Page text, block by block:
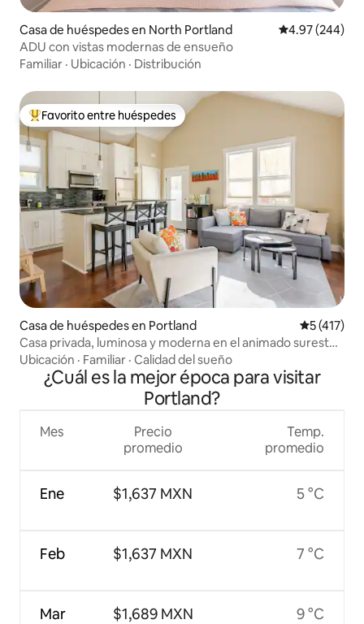
Casa de huéspedes en North Portland Calificación
4.97 (244)
ADU con vistas modernas de ensueño
Familiar · Ubicación · Distribución
De los mejores en Favorito entre huéspedes
Favorito entre huéspedes
Casa de huéspedes en Portland
5 (417)
Casa privada, luminosa y moderna en el animado sureste
de Portland
Ubicación · Familiar · Calidad del sueño
¿Cuál es la mejor época para visitar
Portland?
Mes
Ene
Feb
Mar
Precio
promedio
$1,637 MXN
$1,637 MXN
$1,689 MXN
Temp.
promedio
5 °C
7 °C
9 °C